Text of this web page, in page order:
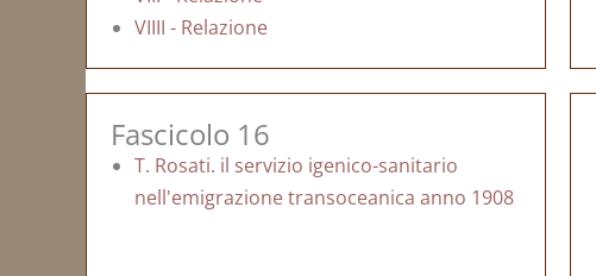
VIIII - Relazione
Fascicolo 16
T. Rosati. il servizio igenico-sanitario
nell'emigrazione transoceanica anno 1908